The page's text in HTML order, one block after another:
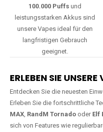
100.000 Puffsund
leistungsstarken Akkus sind
unsere Vapes ideal für den
langfristigen Gebrauch
geeignet.
ERLEBEN SIE
Entdecken Sie die neuesten
Erleben Sie die fortschrittliche
MAX, RandM Tornado oder Elf
sich von Features wie